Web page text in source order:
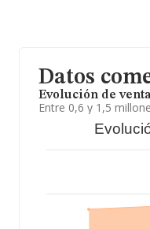
Datos
Evolución de
Entre 0,6 y 1,5